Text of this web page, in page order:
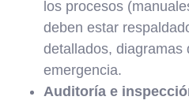
los procesos
deben estar
detallados, diagramas
emergencia.
Auditoría e